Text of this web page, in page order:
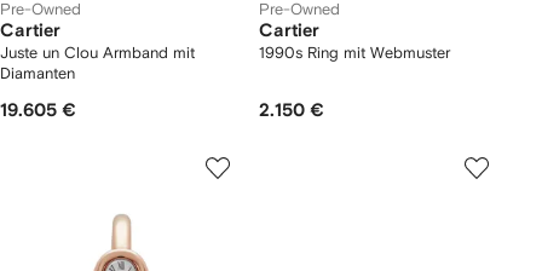
Pre-Owned
Cartier
Juste un Clou Armband mit
Diamanten
19.605 €
Pre-Owned
Cartier
1990s Ring mit Webmuster
2.150 €